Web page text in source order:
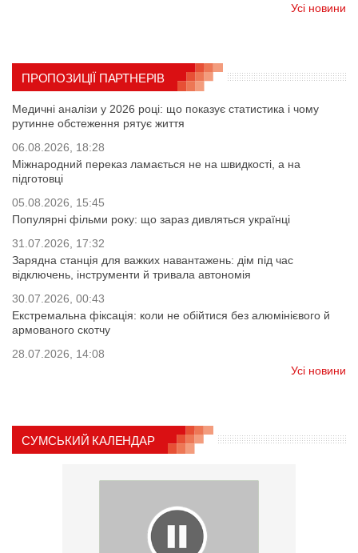
Усі новини
ПРОПОЗИЦІЇ ПАРТНЕРІВ
Медичні аналізи у 2026 році: що показує статистика і чому
рутинне обстеження рятує життя
06.08.2026, 18:28
Міжнародний переказ ламається не на швидкості, а на
підготовці
05.08.2026, 15:45
Популярні фільми року: що зараз дивляться українці
31.07.2026, 17:32
Зарядна станція для важких навантажень: дім під час
відключень, інструменти й тривала автономія
30.07.2026, 00:43
Екстремальна фіксація: коли не обійтися без алюмінієвого й
армованого скотчу
28.07.2026, 14:08
Усі новини
СУМСЬКИЙ КАЛЕНДАР